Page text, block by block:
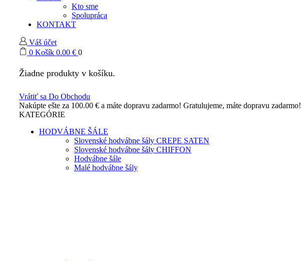
Kto sme
Spolupráca
KONTAKT
Váš účet
0 Košík 0.00 € 0
Žiadne produkty v košíku.
Vrátiť sa Do Obchodu
Nakúpte ešte za 100.00 € a máte dopravu zadarmo! Gratulujeme, máte dopravu zadarmo!
KATEGÓRIE
HODVÁBNE ŠÁLE
Slovenské hodvábne šály CREPE SATEN
Slovenské hodvábne šály CHIFFON
Hodvábne šále
Malé hodvábne šály